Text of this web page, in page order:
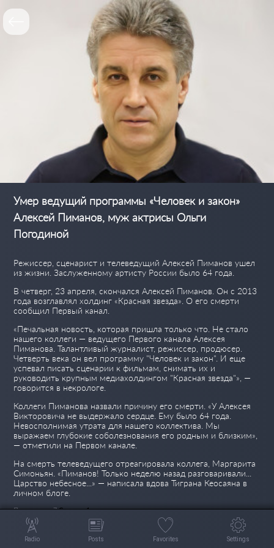
Умер ведущий программы «Человек и закон»
Алексей Пиманов, муж актрисы Ольги
Погодиной
Режиссер, сценарист и телеведущий Алексей Пиманов ушел
из жизни. Заслуженному артисту России было 64 года.
В четверг, 23 апреля, скончался Алексей Пиманов. Он с 2013
года возглавлял холдинг «Красная звезда». О его смерти
сообщил Первый канал.
«Печальная новость, которая пришла только что. Не стало
нашего коллеги — ведущего Первого канала Алексея
Пиманова. Талантливый журналист, режиссер, продюсер.
Четверть века он вел программу "Человек и закон". И еще
успевал писать сценарии к фильмам, снимать их и
руководить крупным медиахолдингом "Красная звезда"», —
говорится в некрологе.
Коллеги Пиманова назвали причину его смерти. «У Алексея
Викторовича не выдержало сердце. Ему было 64 года.
Невосполнимая утрата для нашего коллектива. Мы
выражаем глубокие соболезнования его родным и близким»,
— отметили на Первом канале.
На смерть телеведущего отреагировала коллега, Маргарита
Симоньян. «Пиманов! Только неделю назад разговаривали...
Царство небесное...» — написала вдова Тиграна Кеосаяна в
личном блоге.
Просмотров 7 Сегодня 1
Radio Posts Favorites Settings